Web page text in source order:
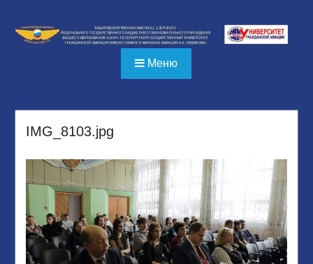
содержимому
Меню
IMG_8103.jpg